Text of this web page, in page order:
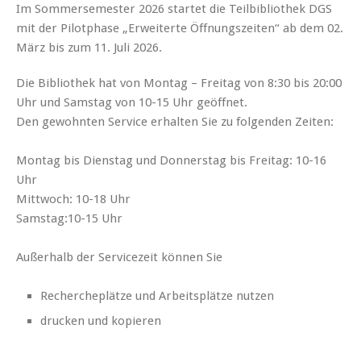
Im Sommersemester 2026 startet die Teilbibliothek DGS
mit der Pilotphase „Erweiterte Öffnungszeiten“ ab dem 02.
März bis zum 11. Juli 2026.
Die Bibliothek hat von Montag – Freitag von 8:30 bis 20:00
Uhr und Samstag von 10-15 Uhr geöffnet.
Den gewohnten Service erhalten Sie zu folgenden Zeiten:
Montag bis Dienstag und Donnerstag bis Freitag: 10-16
Uhr
Mittwoch: 10-18 Uhr
Samstag:10-15 Uhr
Außerhalb der Servicezeit können Sie
Rechercheplätze und Arbeitsplätze nutzen
drucken und kopieren